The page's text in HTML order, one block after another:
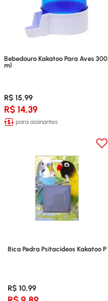
Bebedouro Kakatoo Para Aves 300
ml
R$ 15,99
R$ 14,39
para assinantes
Bica Pedra Psitacídeos Kakatoo P
R$ 10,99